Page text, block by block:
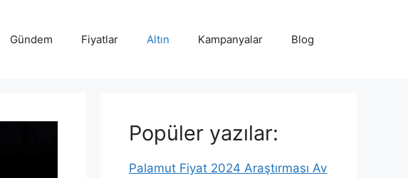
Gündem Fiyatlar Altın Kampanyalar Blog
Popüler yazılar:
Palamut Fiyat 2024 Araştırması Av